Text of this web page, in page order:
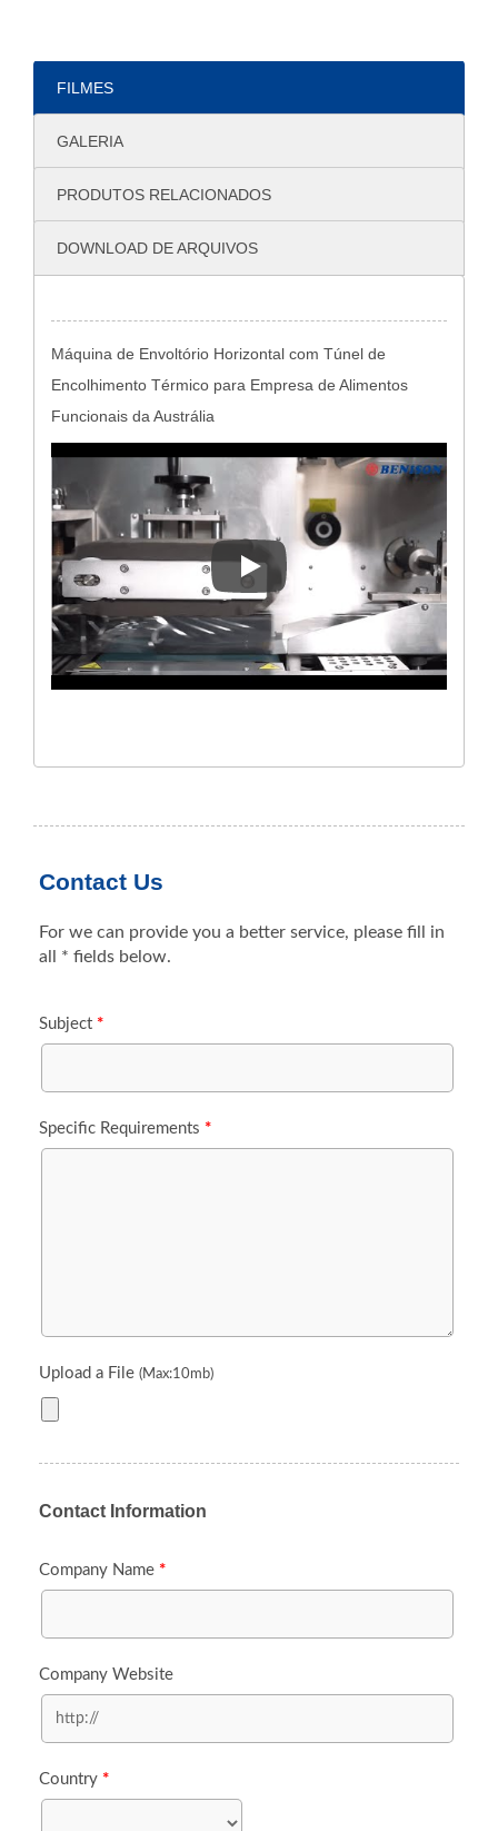
FILMES
GALERIA
PRODUTOS RELACIONADOS
DOWNLOAD DE ARQUIVOS
Máquina de Envoltório Horizontal com Túnel de
Encolhimento Térmico para Empresa de Alimentos
Funcionais da Austrália
Máquina De Envoltório